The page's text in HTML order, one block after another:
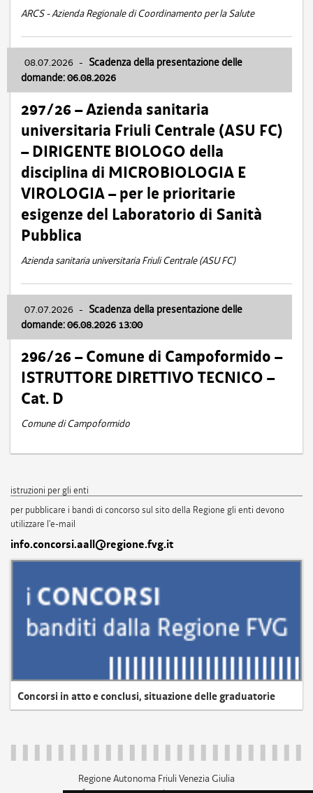
ARCS - Azienda Regionale di Coordinamento per la Salute
08.07.2026 - Scadenza della presentazione delle
domande: 06.08.2026
297/26 – Azienda sanitaria
universitaria Friuli Centrale (ASU FC)
– DIRIGENTE BIOLOGO della
disciplina di MICROBIOLOGIA E
VIROLOGIA – per le prioritarie
esigenze del Laboratorio di Sanità
Pubblica
Azienda sanitaria universitaria Friuli Centrale (ASU FC)
07.07.2026 - Scadenza della presentazione delle
domande: 06.08.2026 13:00
296/26 – Comune di Campoformido –
ISTRUTTORE DIRETTIVO TECNICO –
Cat. D
Comune di Campoformido
istruzioni per gli enti
per pubblicare i bandi di concorso sul sito della Regione gli enti devono
utilizzare l'e-mail
info.concorsi.aall@regione.fvg.it
Concorsi in atto e conclusi, situazione delle graduatorie
Regione Autonoma Friuli Venezia Giulia